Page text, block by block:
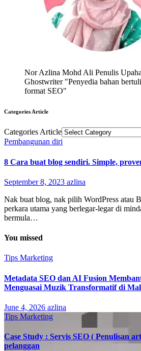
Nor Azlina Mohd Ali Penulis
Ghostwriter "Penyedia bahan
format SEO"
Categories Article
Categories Article
Pembangunan diri
8 Cara buat blog sendiri. Simple,
September 8, 2023 azlina
Nak buat blog, nak pilih WordPress atau
perkara utama yang berlegar-legar di
bermula…
You missed
Tips Marketing
Metadata SEO dan AI Fusion
Menguasai Muzik Transformatif di
June 4, 2026 azlina
Tips Marketing
Case Study : Servis SEO ( Penulisan
pelanggan